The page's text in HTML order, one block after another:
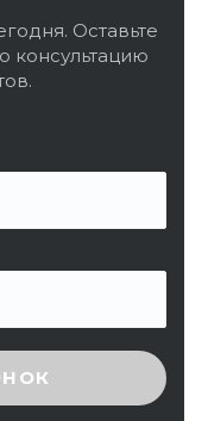
Оставьте
консультацию